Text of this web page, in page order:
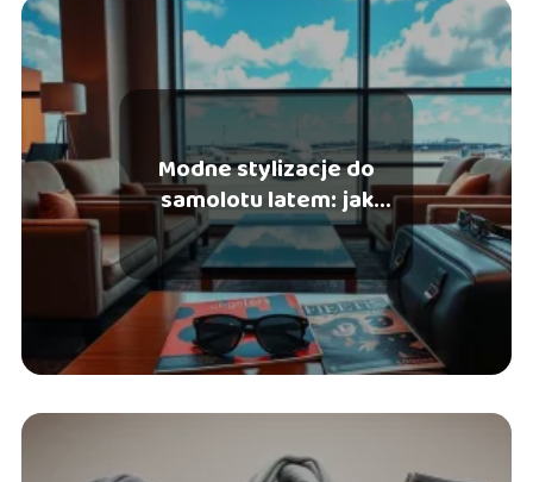
Modne stylizacje do
samolotu latem: jak
wyglądać komfortowo?